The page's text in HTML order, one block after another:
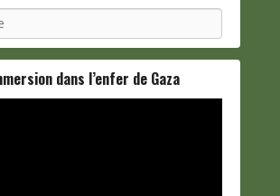
dans l’enfer de Gaza